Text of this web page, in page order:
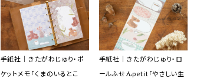
手紙社｜きたがわじゅり・ポ
ケットメモ「くまのいるとこ
手紙社｜きたがわじゅり・ロ
ールふせんpetit「やさしい生